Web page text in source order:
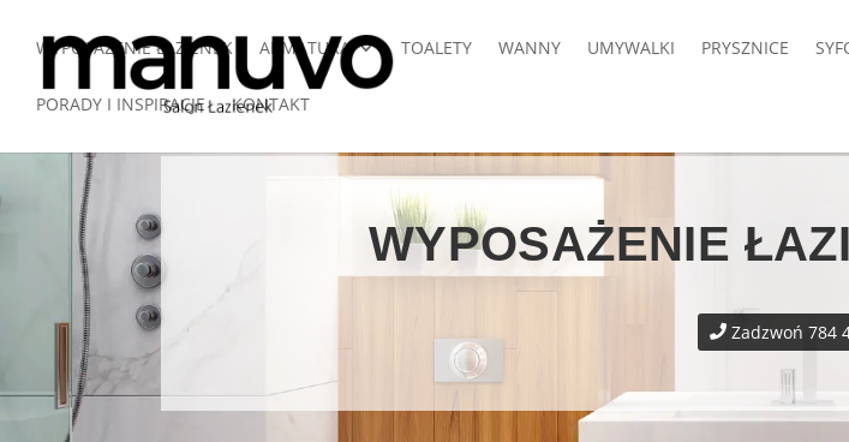
WYPOSAŻENIE ŁAZIENEK ARMATURA TOALETY WANNY UMYWALKI PRYSZNICE
PORADY I INSPIRACJE KONTAKT
WYPOSAŻENIE
Zadzwoń 784